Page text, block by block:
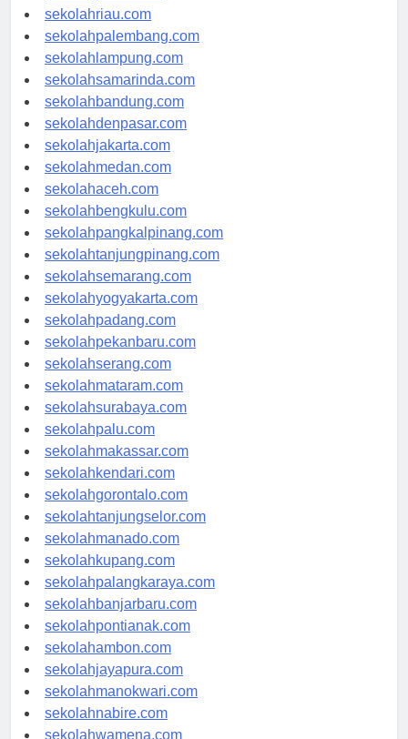
sekolahjambi.com
sekolahriau.com
sekolahpalembang.com
sekolahlampung.com
sekolahsamarinda.com
sekolahbandung.com
sekolahdenpasar.com
sekolahjakarta.com
sekolahmedan.com
sekolahaceh.com
sekolahbengkulu.com
sekolahpangkalpinang.com
sekolahtanjungpinang.com
sekolahsemarang.com
sekolahyogyakarta.com
sekolahpadang.com
sekolahpekanbaru.com
sekolahserang.com
sekolahmataram.com
sekolahsurabaya.com
sekolahpalu.com
sekolahmakassar.com
sekolahkendari.com
sekolahgorontalo.com
sekolahtanjungselor.com
sekolahmanado.com
sekolahkupang.com
sekolahpalangkaraya.com
sekolahbanjarbaru.com
sekolahpontianak.com
sekolahambon.com
sekolahjayapura.com
sekolahmanokwari.com
sekolahnabire.com